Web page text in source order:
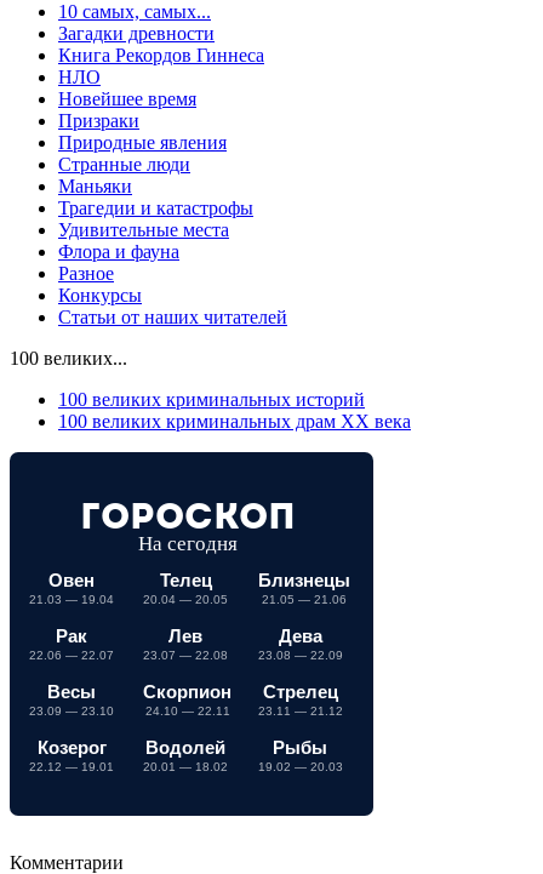
10 самых, самых...
Загадки древности
Книга Рекордов Гиннеса
НЛО
Новейшее время
Призраки
Природные явления
Странные люди
Маньяки
Трагедии и катастрофы
Удивительные места
Флора и фауна
Разное
Конкурсы
Статьи от наших читателей
100 великих...
100 великих криминальных историй
100 великих криминальных драм ХХ века
Гороскоп
На сегодня
Овен
21.03 — 19.04
Телец
20.04 — 20.05
Близнецы
21.05 — 21.06
Рак
22.06 — 22.07
Лев
23.07 — 22.08
Дева
23.08 — 22.09
Весы
23.09 — 23.10
Скорпион
24.10 — 22.11
Стрелец
23.11 — 21.12
Козерог
22.12 — 19.01
Водолей
20.01 — 18.02
Рыбы
19.02 — 20.03
Комментарии